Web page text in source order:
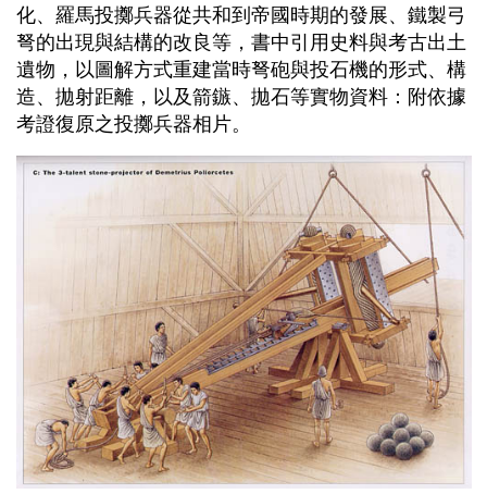
化、羅馬投擲兵器從共和到帝國時期的發展、鐵製弓
弩的出現與結構的改良等，書中引用史料與考古出土
遺物，以圖解方式重建當時弩砲與投石機的形式、構
造、拋射距離，以及箭鏃、拋石等實物資料：附依據
考證復原之投擲兵器相片。